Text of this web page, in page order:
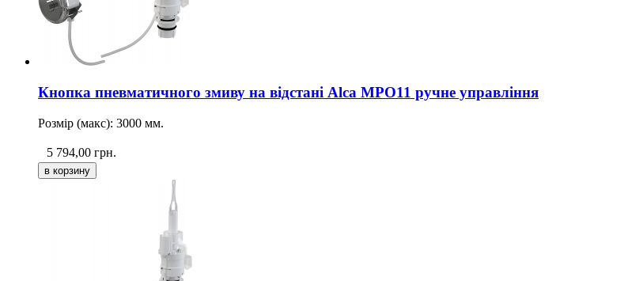
Кнопка пневматичного змиву на відстані Alca MPO11 ручне управління
Розмір (макс): 3000 мм.
5 794,00 грн.